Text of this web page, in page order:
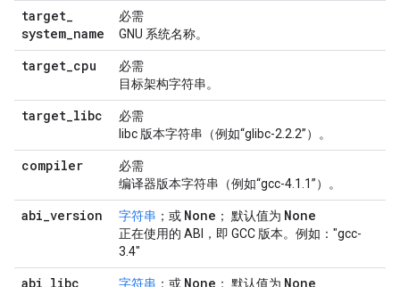
target_
system_name
必需
GNU 系统名称。
target_cpu
必需
目标架构字符串。
target_libc
必需
libc 版本字符串（例如“glibc-2.2.2”）。
compiler
必需
编译器版本字符串（例如“gcc-4.1.1”）。
abi_version 字符串 ；或 None ； 默认值为 None
正在使用的 ABI，即 GCC 版本。例如："gcc-
3.4"
abi_libc_
字符串 ；或 None ； 默认值为 None